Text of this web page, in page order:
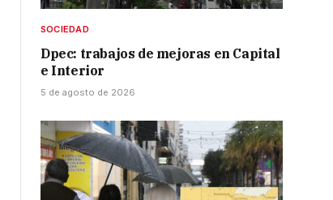
SOCIEDAD
Dpec: trabajos de mejoras en Capital
e Interior
5 de agosto de 2026